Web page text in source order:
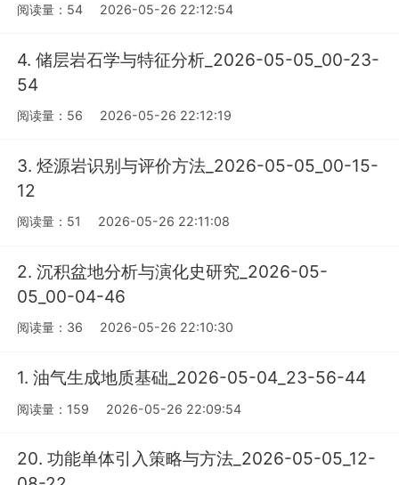
阅读量：54 2026-05-26 22:12:54
4. 储层岩石学与特征分析_2026-05-05_00-23-
54
阅读量：56 2026-05-26 22:12:19
3. 烃源岩识别与评价方法_2026-05-05_00-15-
12
阅读量：51 2026-05-26 22:11:08
2. 沉积盆地分析与演化史研究_2026-05-
05_00-04-46
阅读量：36 2026-05-26 22:10:30
1. 油气生成地质基础_2026-05-04_23-56-44
阅读量：159 2026-05-26 22:09:54
20. 功能单体引入策略与方法_2026-05-05_12-